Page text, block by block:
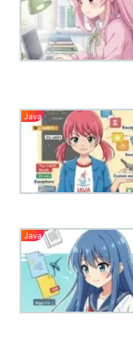
Java
Java